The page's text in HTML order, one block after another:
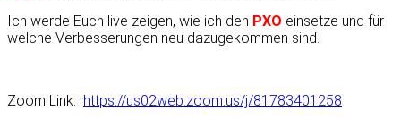
Ich werde Euch live zeigen, wie ich den PXO einsetze und für
welche Verbesserungen neu dazugekommen sind.
Zoom Link: https://us02web.zoom.us/j/81783401258